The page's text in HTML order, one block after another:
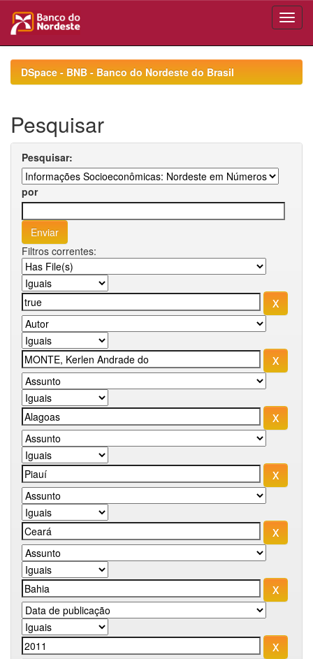
navigationDSpace - BNB - Banco do Nordeste do Brasil
Pesquisar
Pesquisar:
por
Filtros correntes: